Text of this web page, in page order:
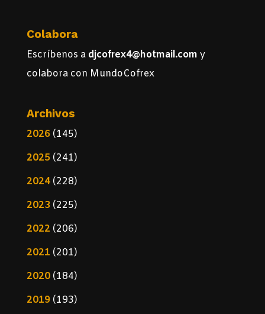
Colabora
Escríbenos a djcofrex4@hotmail.com y
colabora con MundoCofrex
Archivos
2026(145)
2025(241)
2024(228)
2023(225)
2022 (206)
2021 (201)
2020(184)
2019(193)